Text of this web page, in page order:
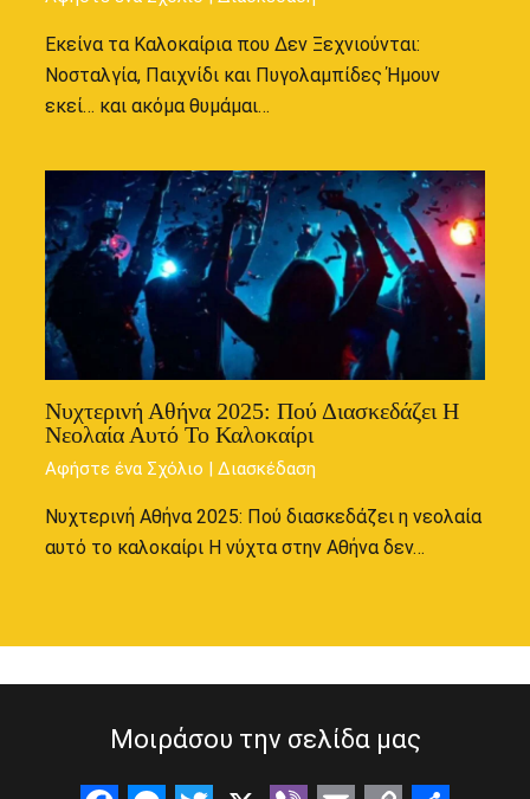
Εκείνα τα Καλοκαίρια που Δεν Ξεχνιούνται:
Νοσταλγία, Παιχνίδι και Πυγολαμπίδες Ήμουν
εκεί… και ακόμα θυμάμαι…
Νυχτερινή Αθήνα 2025: Πού Διασκεδάζει Η
Νεολαία Αυτό Το Καλοκαίρι
Αφήστε ένα Σχόλιο |Διασκέδαση
Νυχτερινή Αθήνα 2025: Πού διασκεδάζει η νεολαία
αυτό το καλοκαίρι Η νύχτα στην Αθήνα δεν…
Μοιράσου την σελίδα μας